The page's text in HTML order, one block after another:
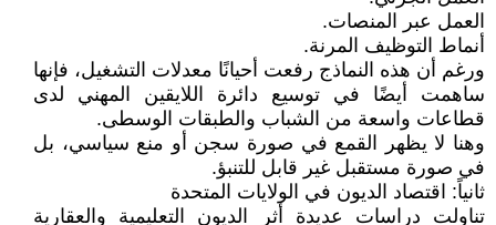
العمل عبر المنصات.
أنماط التوظيف المرنة.
ورغم أن هذه النماذج رفعت أحيانًا معدلات التشغيل، فإنها
ساهمت أيضًا في توسيع دائرة اللايقين المهني لدى
قطاعات واسعة من الشباب والطبقات الوسطى.
وهنا لا يظهر القمع في صورة سجن أو منع سياسي، بل
في صورة مستقبل غير قابل للتنبؤ.
ثانياً: اقتصاد الديون في الولايات المتحدة
تناولت دراسات عديدة أثر الديون التعليمية والعقارية